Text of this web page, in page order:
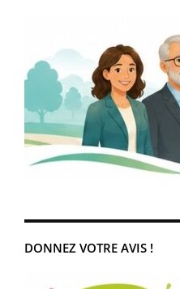
DONNEZ VOTRE AVIS !